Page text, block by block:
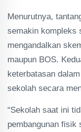
Menurutnya,
semakin kompleks
mengandalkan
maupun BOS.
keterbatasan
sekolah secara
“Sekolah saat ini
pembangunan fisik